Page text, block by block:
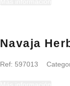
Navaja
Ref: 597013